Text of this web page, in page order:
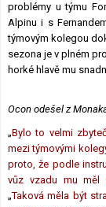
problémy u týmu
Alpinu i s
týmovým kolegou
sezona je v plném
horké hlavě mu
Ocon odešel z
„Bylo to velmi
mezi týmovými
proto, že podle
vůz vzadu mu měl
„Taková měla být